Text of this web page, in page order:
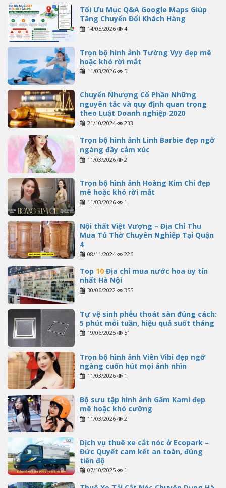
Tối Ưu Mục Q&A Google Maps Giúp
Tăng Chuyển Đổi Khách Hàng
14/05/2026 4
Trọn bộ hình ảnh Tường Vyy đẹp mê
hoặc khó rời mắt
11/03/2026 5
Chuyển Nhượng Cổ Phần Những
nguyên tắc và quy định quan trọng
theo Luật Doanh nghiệp 2020
21/10/2024 233
Trọn bộ hình ảnh Linh Barbie đẹp ngỡ
ngàng đầy cảm xúc
11/03/2026 2
Trọn bộ hình ảnh Hoàng Kim Chi đẹp
mê hoặc khó rời mắt
11/03/2026 1
Nội thất Việt Vượng – Địa Chỉ Thu
Mua Tủ Thờ Chuyên Nghiệp Tại Quận
4
08/11/2024 226
Top 10Địa chỉ mua nước hoa uy tín
nhất Hà Nội
30/06/2022 355
Tự vệ sinh phễu thoát sàn đúng cách:
5 phút mỗi tuần, hiệu quả suốt tháng
19/06/2025 51
Trọn bộ hình ảnh Viên Vibi đẹp ngỡ
ngàng cuốn hút mọi ánh nhìn
11/03/2026 1
Bộ sưu tập hình ảnh Gấm Kami đẹp
mê hoặc khó cưỡng
11/03/2026 2
Dịch vụ thuê xe cắt nóc ở Ecopark –
Đức Quyết cam kết an toàn, đúng
tiến độ
07/10/2025 1